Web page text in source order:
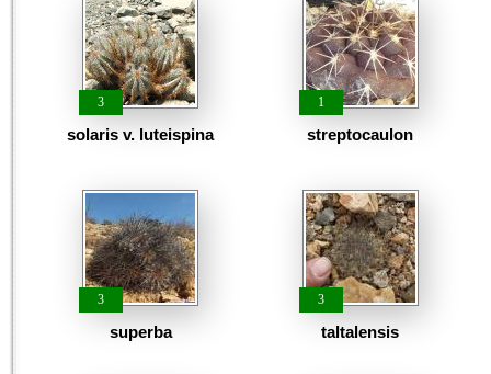
3
solaris v. luteispina
1
streptocaulon
3
superba
3
taltalensis